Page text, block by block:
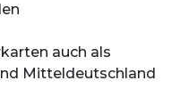
auch als
Mitteldeutschland